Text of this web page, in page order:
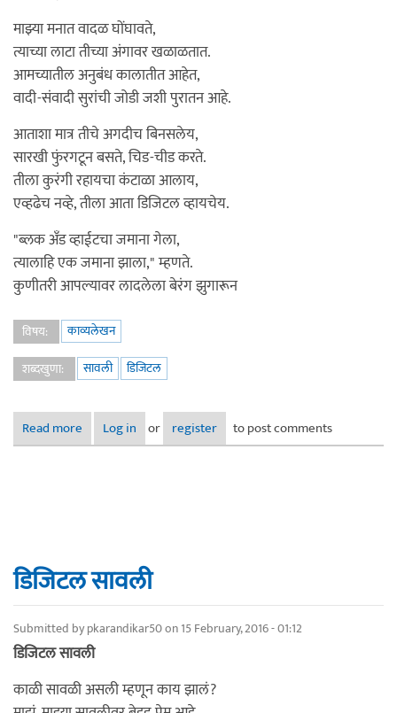
माझ्या मनात वादळ घोंघावते,
त्याच्या लाटा तीच्या अंगावर खळाळतात.
आमच्यातील अनुबंध कालातीत आहेत,
वादी-संवादी सुरांची जोडी जशी पुरातन आहे.
आताशा मात्र तीचे अगदीच बिनसलेय,
सारखी फुंरगटून बसते, चिड-चीड करते.
तीला कुरंगी रहायचा कंटाळा आलाय,
एव्हढेच नव्हे, तीला आता डिजिटल व्हायचेय.
"ब्लक अँड व्हाईटचा जमाना गेला,
त्यालाहि एक जमाना झाला," म्हणते.
कुणीतरी आपल्यावर लादलेला बेरंग झुगारून
विषय:
काव्यलेखन
शब्दखुणा:
सावली डिजिटल
Read more about डिजिटल सावली
Log in or register to post comments
डिजिटल सावली
Submitted bypkarandikar50on 15 February, 2016 - 01:12
डिजिटल सावली
काळी सावळी असली म्हणून काय झालं?